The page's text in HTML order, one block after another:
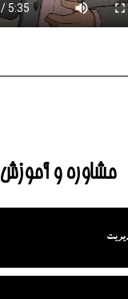
مشاوره و آموزش